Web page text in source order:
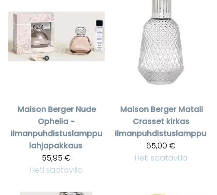
Maison Berger Nude
Ophelia -
ilmanpuhdistuslamppu
lahjapakkaus
55,95 €
Heti saatavilla
Maison Berger Matali
Crasset kirkas
ilmanpuhdistuslamppu
65,00 €
Heti saatavilla